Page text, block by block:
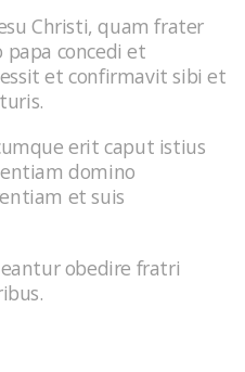
Christi, quam frater
papa concedi et
et confirmavit sibi et
erit caput istius
domino
et suis
obedire fratri